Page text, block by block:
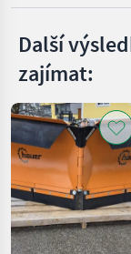
Další
zajímat: